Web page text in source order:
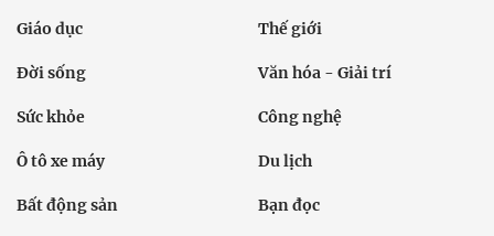
Giáo dục Thế giới
Đời sống Văn hóa - Giải trí
Sức khỏe Công nghệ
Ô tô xe máy Du lịch
Bất động sản Bạn đọc